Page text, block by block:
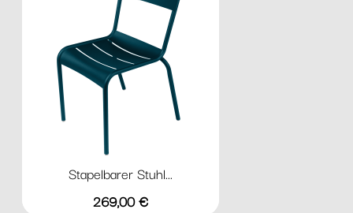
Stapelbarer Stuhl...
Preis
269,00 €